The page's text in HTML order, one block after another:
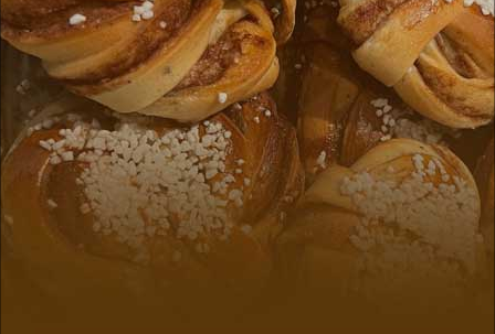
gram
Vispad Crème fraiche med örter & honung
(glutenfri) 30 gram
Nybakat bröd från vårt bageri (mjölkfri) 30 gram
Smör (glutenfri) 10 gram
Vår catering-buffé serveras kall upplagt på fat. Bara att ställa fram och
låta gästerna ta för sig!